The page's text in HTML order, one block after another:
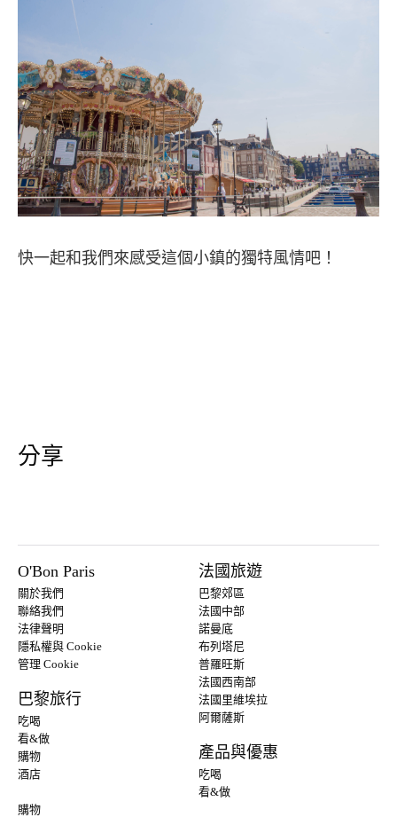
快一起和我們來感受這個小鎮的獨特風情吧！
分享
O'Bon Paris
關於我們
聯絡我們
法律聲明
隱私權與 Cookie
管理 Cookie
巴黎旅行
吃喝
看&做
購物
酒店
法國旅遊
巴黎郊區
法國中部
諾曼底
布列塔尼
普羅旺斯
法國西南部
法國里維埃拉
阿爾薩斯
產品與優惠
吃喝
看&做
購物